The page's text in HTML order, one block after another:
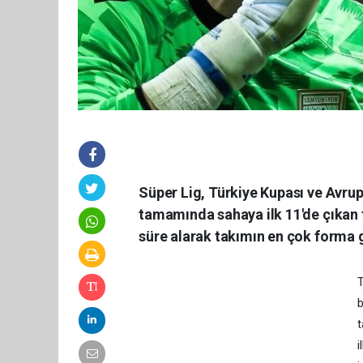
Süper Lig, Türkiye Kupası ve
tamamında sahaya ilk 11'de
süre alarak takımın en çok forma